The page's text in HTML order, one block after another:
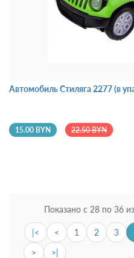
Автомобиль Стиляга 2277 (в
15.00 BYN 22.50 BYN
Показано с 28 по 36
|< < 1 2 3
>
>|